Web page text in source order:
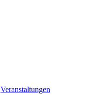
Veranstaltungen